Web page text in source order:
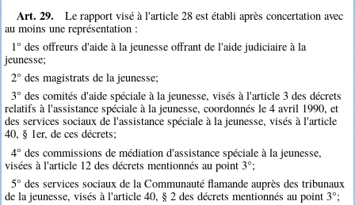
Art. 29.
Le rapport visé à l'article 28 est établi après concertation avec
au moins une représentation :
1° des offreurs d'aide à la jeunesse offrant de l'aide judiciaire à la
jeunesse;
2° des magistrats de la jeunesse;
3° des comités d'aide spéciale à la jeunesse, visés à l'article 3 des décrets
relatifs à l'assistance spéciale à la jeunesse, coordonnés le 4 avril 1990, et
des services sociaux de l'assistance spéciale à la jeunesse, visés à l'article
40, § 1er, de ces décrets;
4° des commissions de médiation d'assistance spéciale à la jeunesse,
visées à l'article 12 des décrets mentionnés au point 3°;
5° des services sociaux de la Communauté flamande auprès des tribunaux
de la jeunesse, visés à l'article 40, § 2 des décrets mentionnés au point 3°;